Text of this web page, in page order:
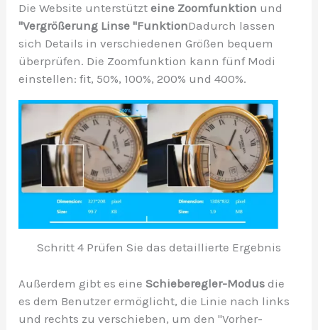
Die Website unterstützt eine Zoomfunktion und
"Vergrößerung Linse "FunktionDadurch lassen
sich Details in verschiedenen Größen bequem
überprüfen. Die Zoomfunktion kann fünf Modi
einstellen: fit, 50%, 100%, 200% und 400%.
Schritt 4 Prüfen Sie das detaillierte Ergebnis
Außerdem gibt es eineSchieberegler-Modus die
es dem Benutzer ermöglicht, die Linie nach links
und rechts zu verschieben, um den "Vorher-